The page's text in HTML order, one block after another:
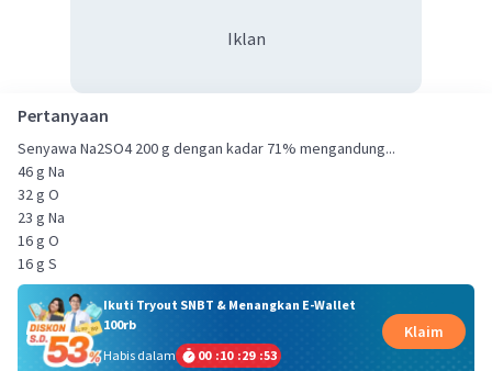
Iklan
Pertanyaan
Senyawa Na2SO4 200 g dengan kadar 71% mengandung...
46 g Na
32 g O
23 g Na
16 g O
16 g S
Ikuti Tryout SNBT & Menangkan E-Wallet
100rb
Habis dalam
00 :10 :29 :53
Klaim